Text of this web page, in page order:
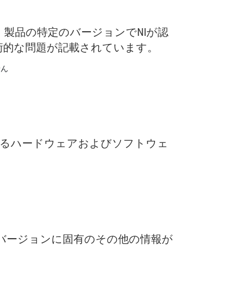
製品の特定のバージョンでNIが認
的な問題が記載さ れてい ます。
ハードウェアおよびソフトウェ
ージョン に 固有のその他の情報が